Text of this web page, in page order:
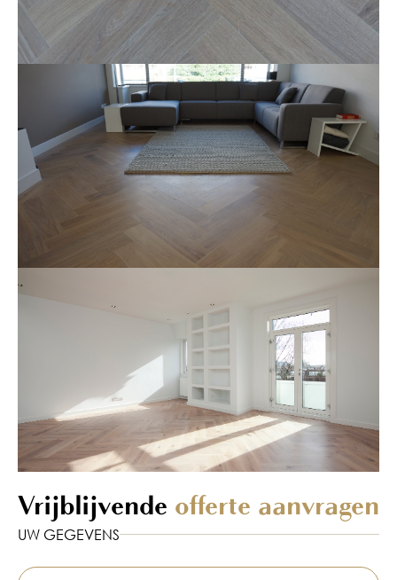
Vrijblijvende offerte aanvragen
UW GEGEVENS